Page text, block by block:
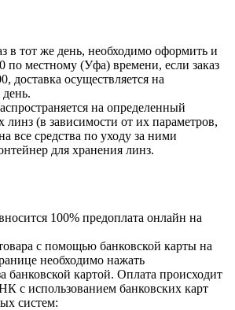
в тот же день, необходимо оформить и
по местному (Уфа) времени, если заказ
доставка осуществляется на
на определенный
линз (в зависимости от их параметров,
все средства по уходу за ними
для хранения линз.
100% предоплата онлайн на
с помощью банковской карты на
необходимо нажать
банковской картой. Оплата происходит
с использованием банковских карт
систем: